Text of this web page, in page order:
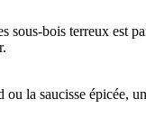
sous-bois terreux est
la saucisse épicée,